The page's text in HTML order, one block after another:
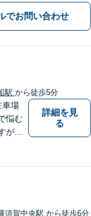
表者を経験した弁護
た効率的な契約書レ
でお問い合わせ
駅 から徒歩5分
車場
悩む
が、
ビス
ま
。
詳細を見
る
須賀中央駅 から徒歩6分